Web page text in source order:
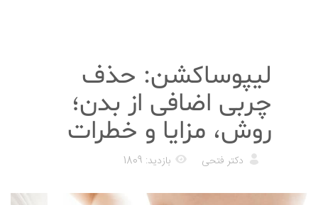
لیپوساکشن: حذف
چربی اضافی از بدن؛
روش، مزایا و خطرات
دکتر فتحی بازدید: 1809